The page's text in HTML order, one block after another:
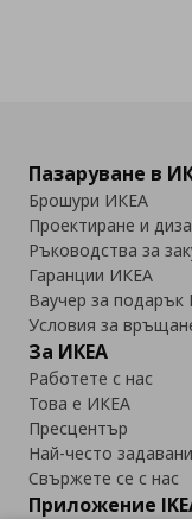
Пазаруване в
Брошури ИКЕА
Проектиране и
Ръководства за
Гаранции ИКЕА
Ваучер за
Условия за
За ИКЕА
Работете с нас
Това е ИКЕА
Пресцентър
Най-често
Свържете се с нас
Приложение